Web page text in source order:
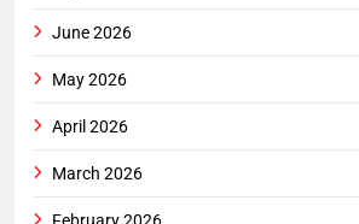
June 2026
May 2026
April 2026
March 2026